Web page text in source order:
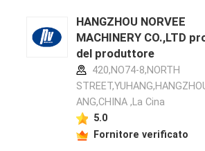
HANGZHOU NORVEE
MACHINERY CO.,LTD
del produttore
420,NO74-8,NORTH
ANG,CHINA ,La Cina
5.0
Fornitore verificato